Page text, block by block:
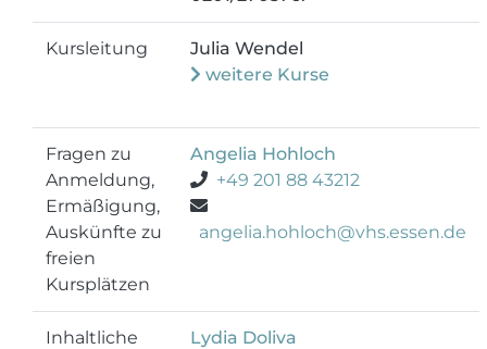
Kursleitung
Julia Wendel
weitere Kurse
Fragen zu
Anmeldung,
Ermäßigung,
Auskünfte zu
freien
Kursplätzen
Angelia Hohloch
+49 201 88 43212
angelia.hohloch@vhs.essen.de
Inhaltliche
Lydia Doliva